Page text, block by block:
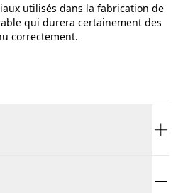
utilisés dans la fabrication de
qui durera certainement des
correctement.